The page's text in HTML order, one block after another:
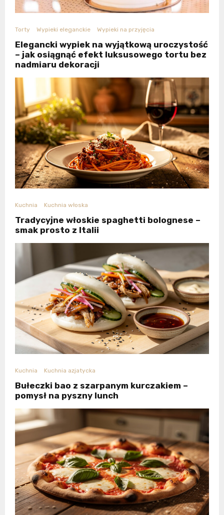
Torty Wypieki eleganckie Wypieki na przyjęcia
Elegancki wypiek na wyjątkową uroczystość
– jak osiągnąć efekt luksusowego tortu bez
nadmiaru dekoracji
Kuchnia Kuchnia włoska
Tradycyjne włoskie spaghetti bolognese –
smak prosto z Italii
Kuchnia Kuchnia azjatycka
Bułeczki bao z szarpanym kurczakiem –
pomysł na pyszny lunch